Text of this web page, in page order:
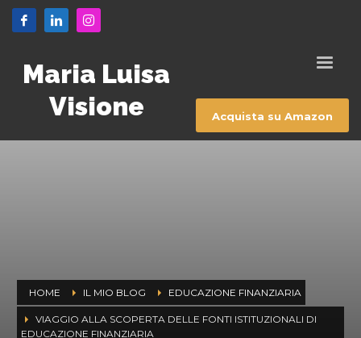
Maria Luisa
Visione
Acquista su Amazon
HOME IL MIO BLOG EDUCAZIONE FINANZIARIA
VIAGGIO ALLA SCOPERTA DELLE FONTI ISTITUZIONALI DI
EDUCAZIONE FINANZIARIA